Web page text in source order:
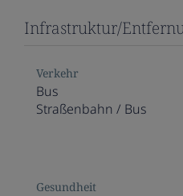
Infrastruktur/
Verkehr
Bus
Straßenbahn / Bus
Gesundheit